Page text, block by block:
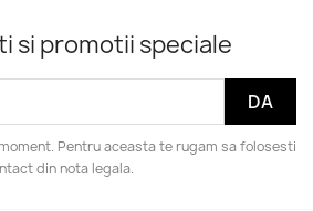
si promotii speciale
Pentru aceasta te rugam sa folosesti
din nota legala.